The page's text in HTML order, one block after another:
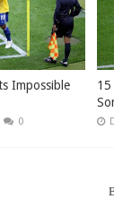
Impossible
0
15